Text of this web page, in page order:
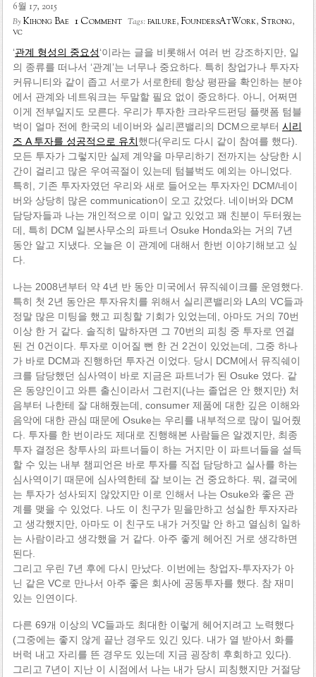
6월 17, 2015
ByKihong Bae 1 Comment Tags:failure, FoundersAtWork, Strong,
vc
‘관계 형성의 중요성‘이라는 글을 비롯해서 여러 번 강조하지만, 일
의 종류를 떠나서 ‘관계’는 너무나 중요하다. 특히 창업가나 투자자
커뮤니티와 같이 좁고 서로가 서로한테 항상 평판을 확인하는 분야
에서 관계와 네트워크는 두말할 필요 없이 중요하다. 아니, 어쩌면
이게 전부일지도 모른다. 우리가 투자한 크라우드펀딩 플랫폼 텀블
벅이 얼마 전에 한국의 네이버와 실리콘밸리의 DCM으로부터 시리
즈 A 투자를 성공적으로 유치했다(우리도 다시 같이 참여를 했다).
모든 투자가 그렇지만 실제 계약을 마무리하기 전까지는 상당한 시
간이 걸리고 많은 우여곡절이 있는데 텀블벅도 예외는 아니었다.
특히, 기존 투자자였던 우리와 새로 들어오는 투자자인 DCM/네이
버와 상당히 많은 communication이 오고 갔었다. 네이버와 DCM
담당자들과 나는 개인적으로 이미 알고 있었고 꽤 친분이 두터웠는
데, 특히 DCM 일본사무소의 파트너 Osuke Honda와는 거의 7년
동안 알고 지냈다. 오늘은 이 관계에 대해서 한번 이야기해보고 싶
다.
나는 2008년부터 약 4년 반 동안 미국에서 뮤직쉐이크를 운영했다.
특히 첫 2년 동안은 투자유치를 위해서 실리콘밸리와 LA의 VC들과
정말 많은 미팅을 했고 피칭할 기회가 있었는데, 아마도 거의 70번
이상 한 거 같다. 솔직히 말하자면 그 70번의 피칭 중 투자로 연결
된 건 0건이다. 투자로 이어질 뻔 한 건 2건이 있었는데, 그중 하나
가 바로 DCM과 진행하던 투자건 이었다. 당시 DCM에서 뮤직쉐이
크를 담당했던 심사역이 바로 지금은 파트너가 된 Osuke 였다. 같
은 동양인이고 와튼 출신이라서 그런지(나는 졸업은 안 했지만) 처
음부터 나한테 잘 대해줬는데, consumer 제품에 대한 깊은 이해와
음악에 대한 관심 때문에 Osuke는 우리를 내부적으로 많이 밀어줬
다. 투자를 한 번이라도 제대로 진행해본 사람들은 알겠지만, 최종
투자 결정은 창투사의 파트너들이 하는 거지만 이 파트너들을 설득
할 수 있는 내부 챔피언은 바로 투자를 직접 담당하고 실사를 하는
심사역이기 때문에 심사역한테 잘 보이는 건 중요하다. 뭐, 결국에
는 투자가 성사되지 않았지만 이로 인해서 나는 Osuke와 좋은 관
계를 맺을 수 있었다. 나도 이 친구가 믿을만하고 성실한 투자자라
고 생각했지만, 아마도 이 친구도 내가 거짓말 안 하고 열심히 일하
는 사람이라고 생각했을 거 같다. 아주 좋게 헤어진 거로 생각하면
된다.
그리고 우린 7년 후에 다시 만났다. 이번에는 창업자-투자자가 아
닌 같은 VC로 만나서 아주 좋은 회사에 공동투자를 했다. 참 재미
있는 인연이다.
다른 69개 이상의 VC들과도 최대한 이렇게 헤어지려고 노력했다
(그중에는 좋지 않게 끝난 경우도 있긴 있다. 내가 열 받아서 화를
버럭 내고 자리를 뜬 경우도 있는데 지금 굉장히 후회하고 있다).
그리고 7년이 지난 이 시점에서 나는 내가 당시 피칭했지만 거절당